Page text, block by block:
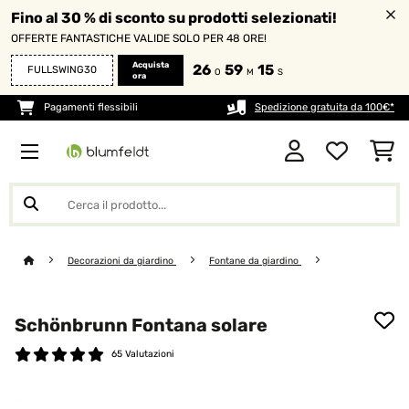
Fino al 30 % di sconto su prodotti selezionati!
OFFERTE FANTASTICHE VALIDE SOLO PER 48 ORE!
FULLSWING30
Acquista
ora
26 O 59 M 15 S
Pagamenti flessibili Spedizione gratuita da 100€*
Decorazioni da giardino Fontane da giardino
Schönbrunn Fontana solare
65 Valutazioni